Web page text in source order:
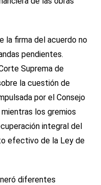
la firma del acuerdo no
pendientes.
Suprema de
la cuestión de
por el Consejo
los gremios
integral del
efectivo de la Ley de
diferentes